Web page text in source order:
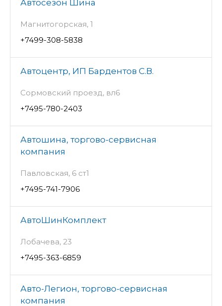
Автосезон Шина
Магнитогорская, 1
+7499-308-5838
Автоцентр, ИП Бардентов С.В.
Сормовский проезд, вл6
+7495-780-2403
Автошина, торгово-сервисная
компания
Павловская, 6 ст1
+7495-741-7906
АвтоШинКомплект
Лобачева, 23
+7495-363-6859
Авто-Легион, торгово-сервисная
компания